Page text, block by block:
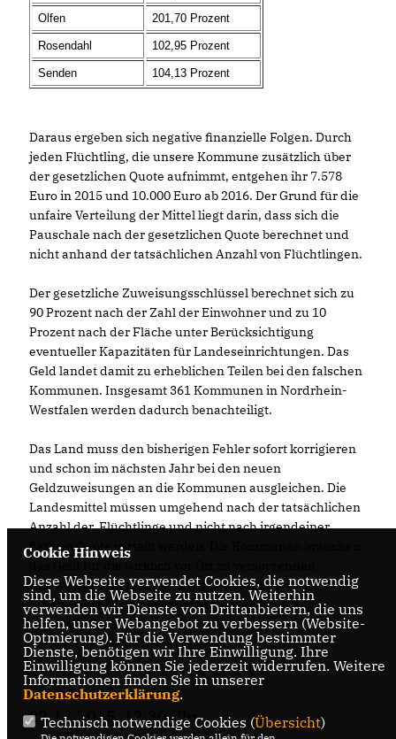
Olfen 201,70 Prozent
Rosendahl 102,95 Prozent
Senden 104,13 Prozent
Daraus ergeben sich negative finanzielle Folgen. Durch
jeden Flüchtling, die unsere Kommune zusätzlich über
der gesetzlichen Quote aufnimmt, entgehen ihr 7.578
Euro in 2015 und 10.000 Euro ab 2016. Der Grund für die
unfaire Verteilung der Mittel liegt darin, dass sich die
Pauschale nach der gesetzlichen Quote berechnet und
nicht anhand der tatsächlichen Anzahl von Flüchtlingen.
Der gesetzliche Zuweisungsschlüssel berechnet sich zu
90 Prozent nach der Zahl der Einwohner und zu 10
Prozent nach der Fläche unter Berücksichtigung
eventueller Kapazitäten für Landeseinrichtungen. Das
Geld landet damit zu erheblichen Teilen bei den falschen
Kommunen. Insgesamt 361 Kommunen in Nordrhein-
Westfalen werden dadurch benachteiligt.
Das Land muss den bisherigen Fehler sofort korrigieren
und schon im nächsten Jahr bei den neuen
Geldzuweisungen an die Kommunen ausgleichen. Die
Landesmittel müssen umgehend nach der tatsächlichen
Anzahl der Flüchtlinge und nicht nach irgendeiner
fiktiven Quote verteilt werden. Die Kommunen brauchen
Flüchtlinge und nicht für irgendeine vom
Innenministerium ausgedachte Anzahl an
Asylbewerbern.“
22.12.2015, 12:30 Uhr
Cookie Hinweis
Diese Webseite verwendet Cookies, die notwendig
sind, um die Webseite zu nutzen. Weiterhin
verwenden wir Dienste von Drittanbietern, die uns
helfen, unser Webangebot zu verbessern (Website-
Optmierung). Für die Verwendung bestimmter
Dienste, benötigen wir Ihre Einwilligung. Ihre
Einwilligung können Sie jederzeit widerrufen. Weitere
Informationen finden Sie in unserer
Datenschutzerklärung.
Technisch notwendige Cookies (Übersicht)